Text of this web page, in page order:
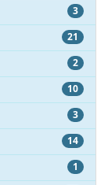
3
21
2
10
3
14
1